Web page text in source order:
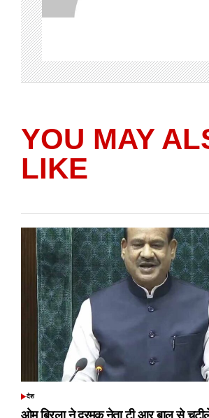
YOU MAY
LIKE
POSTED
देश